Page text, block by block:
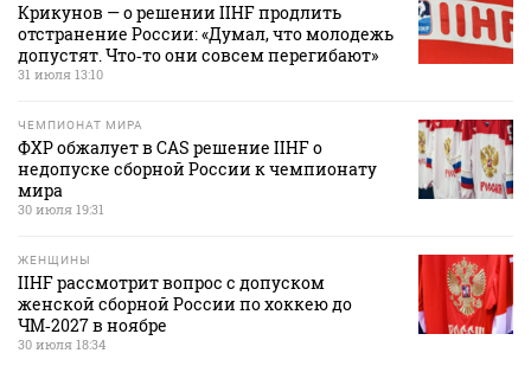
Крикунов — о решении IIHF продлить
отстранение России: «Думал, что молодежь
допустят. Что‑то они совсем перегибают»
31 июля 13:10
ЧЕМПИОНАТ МИРА
ФХР обжалует в CAS решение IIHF о
недопуске сборной России к чемпионату
мира
30 июля 19:31
ЖЕНЩИНЫ
IIHF рассмотрит вопрос с допуском
женской сборной России по хоккею до
ЧМ‑2027 в ноябре
30 июля 18:34